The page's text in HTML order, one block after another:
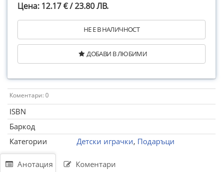
Цена: 12.17 € / 23.80 ЛВ.
НЕ Е В НАЛИЧНОСТ
ДОБАВИ В ЛЮБИМИ
Коментари: 0
ISBN
Баркод
Категории
Детски играчки, Подаръци
Анотация Коментари